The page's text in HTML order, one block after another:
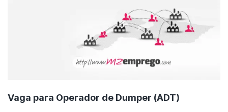
Vaga para Operador de Dumper (ADT)